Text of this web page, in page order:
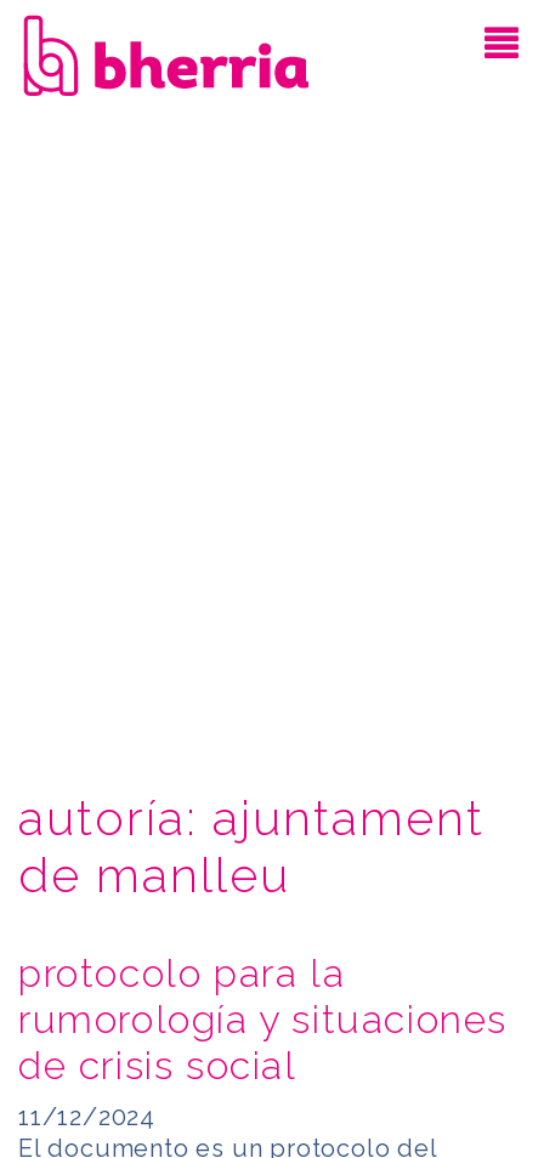
autoría: ajuntament
de manlleu
protocolo para la
rumorología y situaciones
de crisis social
11/12/2024
El documento es un protocolo del